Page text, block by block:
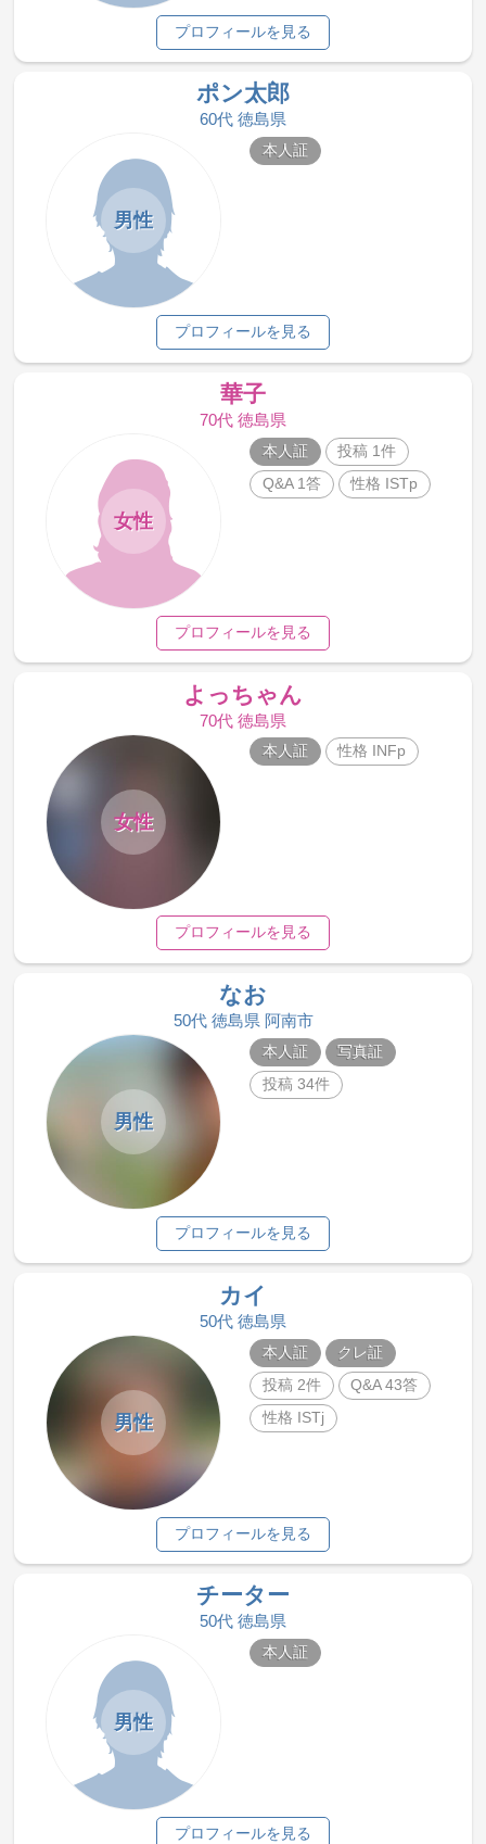
プロフィールを見る
ポン太郎
60代 徳島県
男性
本人証
プロフィールを見る
華子
70代 徳島県
女性
本人証
投稿 1件
Q&A 1答
性格 ISTp
プロフィールを見る
よっちゃん
70代 徳島県
女性
本人証 性格 INFp
プロフィールを見る
なお
50代 徳島県 阿南市
男性
本人証
写真証
投稿 34件
プロフィールを見る
カイ
50代 徳島県
男性
本人証
クレ証
投稿 2件
Q&A 43答
性格 ISTj
プロフィールを見る
チーター
50代 徳島県
男性
本人証
プロフィールを見る